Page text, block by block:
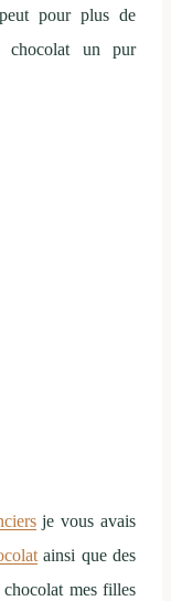
pour plus de
chocolat un pur
je vous avais
ainsi que des
mes filles